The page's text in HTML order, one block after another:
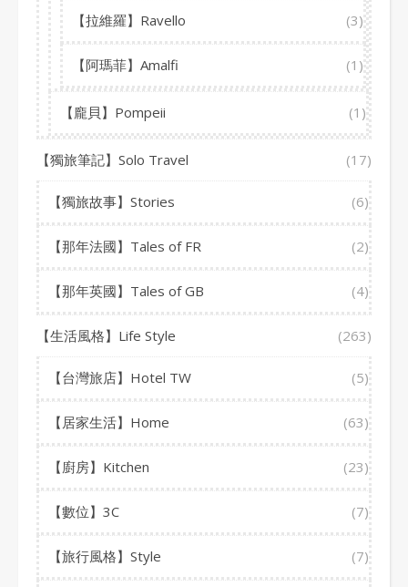
【拉維羅】Ravello (3)
【阿瑪菲】Amalfi (1)
【龐貝】Pompeii (1)
【獨旅筆記】Solo Travel (17)
【獨旅故事】Stories (6)
【那年法國】Tales of FR (2)
【那年英國】Tales of GB (4)
【生活風格】Life Style (263)
【台灣旅店】Hotel TW (5)
【居家生活】Home (63)
【廚房】Kitchen (23)
【數位】3C (7)
【旅行風格】Style (7)